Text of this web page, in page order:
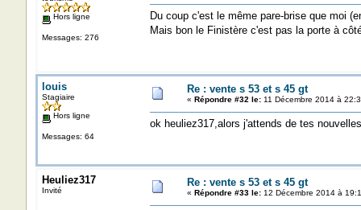
Hors ligne
Messages: 276
Du coup c'est le même pare-brise que moi
Mais bon le Finistère c'est pas la porte à
louis
Stagiaire
Hors ligne
Messages: 64
Re : vente s 53 et s 45 gt
« Répondre #32 le:11 Décembre 2014 à
ok heuliez317,alors j'attends de tes
Heuliez317
Invité
Re : vente s 53 et s 45 gt
« Répondre #33 le:12 Décembre 2014 à